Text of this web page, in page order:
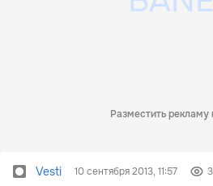
Разместить рекламу
Vesti 10 сентября 2013, 11:57